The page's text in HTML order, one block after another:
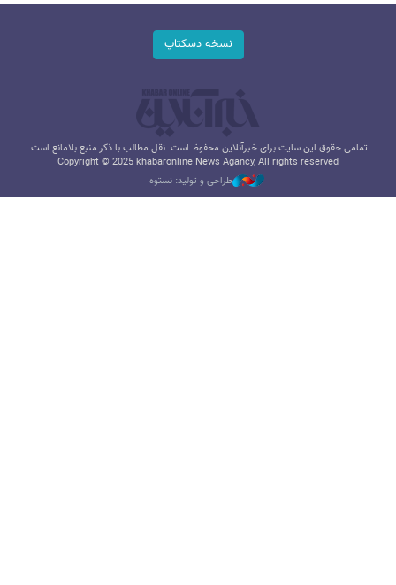
نسخه دسکتاپ
تمامی حقوق این سایت برای خبرآنلاین محفوظ است. نقل مطالب با ذکر منبع بلامانع است.
Copyright © 2025 khabaronline News Agancy, All rights reserved
طراحی و تولید: نستوه